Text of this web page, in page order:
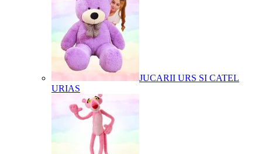
JUCARII URS SI CATEL
URIAS